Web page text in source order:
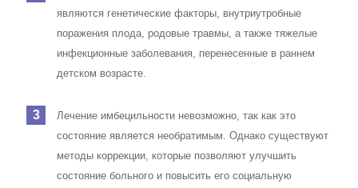
являются генетические факторы, внутриутробные
поражения плода, родовые травмы, а также тяжелые
инфекционные заболевания, перенесенные в раннем
детском возрасте.
Лечение имбецильности невозможно, так как это
состояние является необратимым. Однако существуют
методы коррекции, которые позволяют улучшить
состояние больного и повысить его социальную